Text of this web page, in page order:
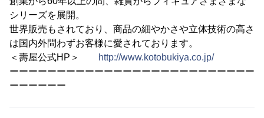
シリーズを展開。
世界販売もされており、商品の細やかさや立体技術の高さ
は国内外問わずお客様に愛されております。
＜壽屋公式HP＞
http://www.kotobukiya.co.jp/
ーーーーーーーーーーーーーーーーーーーーーーーーーー
ーーーーーー